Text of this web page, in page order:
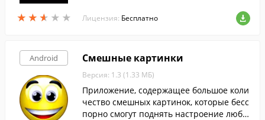
★ ★ ★ ★ ★
★ ★ ★ ★ ★ Лицензия: Бесплатно
Android Смешные картинки
Версия: 1.3 (1.33 МБ)
Приложение, содержащее большое коли
чество смешных картинок, которые бесс
порно смогут поднять настроение любо